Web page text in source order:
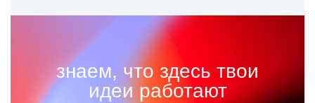
знаем, что здесь твои
идеи работают